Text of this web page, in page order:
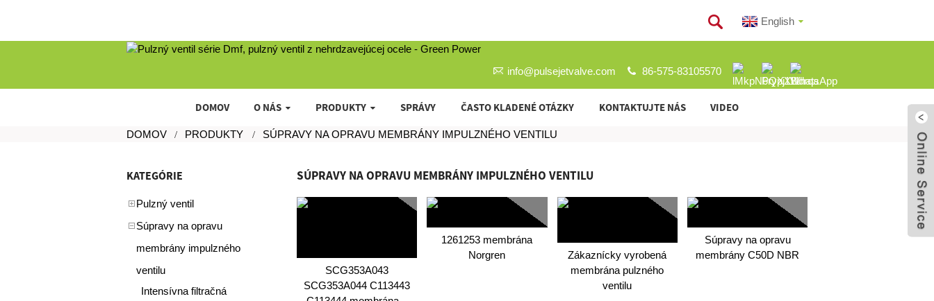
English
info@pulsejetvalve.com 86-575-83105570
DOMOV O NÁS PRODUKTY SPRÁVY ČASTO KLADENÉ OTÁZKY KONTAKTUJTE NÁS VIDEO
DOMOV PRODUKTY SÚPRAVY NA OPRAVU MEMBRÁNY IMPULZNÉHO VENTILU
KATEGÓRIE
Pulzný ventil
Súpravy na opravu
membrány impulzného
ventilu
Intensívna filtračná
SÚPRAVY NA OPRAVU MEMBRÁNY IMPULZNÉHO VENTILU
SCG353A043
SCG353A044 C113443
1261253 membrána
Norgren
Zákaznícky vyrobená
membrána pulzného
ventilu
Súpravy na opravu
membrány C50D NBR